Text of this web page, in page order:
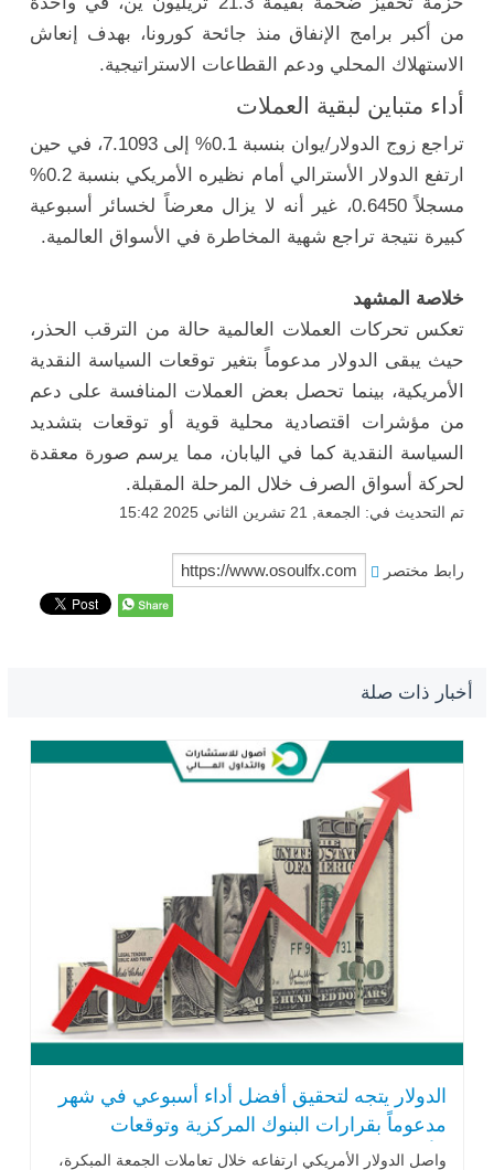
من أكبر برامج الإنفاق منذ جائحة كورونا، بهدف إنعاش
الاستهلاك المحلي ودعم القطاعات الاستراتيجية.
أداء متباين لبقية العملات
تراجع زوج الدولار/يوان بنسبة 0.1% إلى 7.1093، في حين
ارتفع الدولار الأسترالي أمام نظيره الأمريكي بنسبة 0.2%
مسجلاً 0.6450، غير أنه لا يزال معرضاً لخسائر أسبوعية
كبيرة نتيجة تراجع شهية المخاطرة في الأسواق العالمية.
خلاصة المشهد
تعكس تحركات العملات العالمية حالة من الترقب الحذر،
حيث يبقى الدولار مدعوماً بتغير توقعات السياسة النقدية
الأمريكية، بينما تحصل بعض العملات المنافسة على دعم
من مؤشرات اقتصادية محلية قوية أو توقعات بتشديد
السياسة النقدية كما في اليابان، مما يرسم صورة معقدة
لحركة أسواق الصرف خلال المرحلة المقبلة.
تم التحديث في: الجمعة, 21 تشرين الثاني 2025 15:42
رابط مختصر
أخبار ذات صلة
الدولار يتجه لتحقيق أفضل أداء أسبوعي في شهر
مدعوماً بقرارات البنوك المركزية وتوقعات
الأسواق
واصل الدولار الأمريكي ارتفاعه خلال تعاملات الجمعة المبكرة،